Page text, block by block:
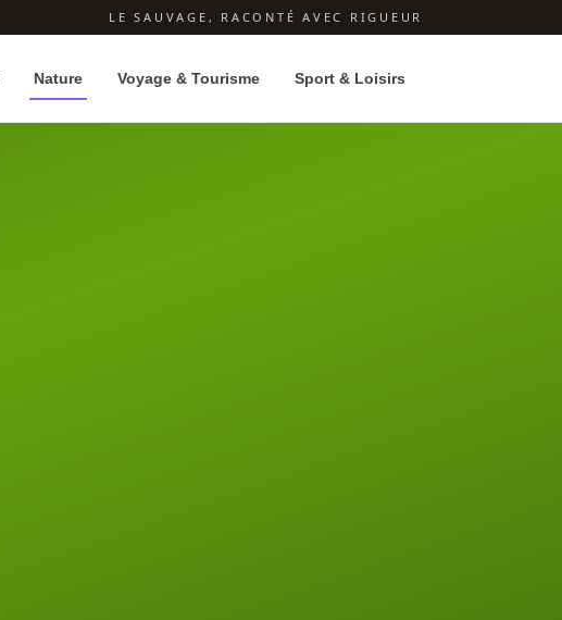
LE SAUVAGE, RACONTÉ AVEC RIGUEUR
Nature Voyage & Tourisme Sport & Loisirs